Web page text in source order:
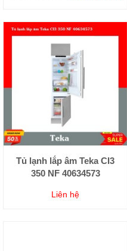
Tủ lạnh lắp âm Teka CI3
350 NF 40634573
Liên hệ